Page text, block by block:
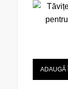
ADAUGĂ